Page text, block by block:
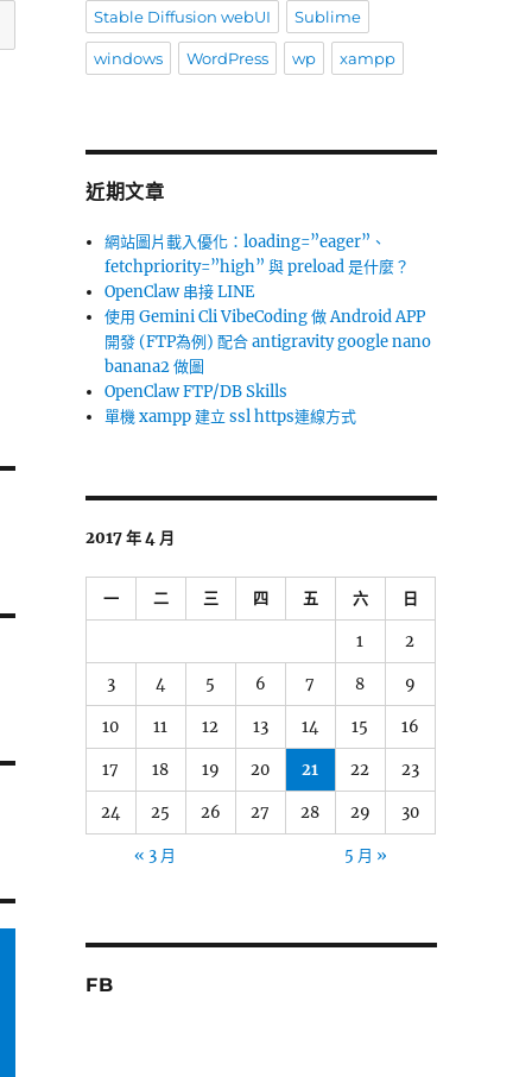
Stable Diffusion webUI Sublime
windows WordPress wp xampp
近期文章
網站圖片載入優化：loading=”eager”、
fetchpriority=”high” 與 preload 是什麼？
OpenClaw 串接 LINE
使用 Gemini Cli VibeCoding 做 Android APP
開發 (FTP為例) 配合 antigravity google nano
banana2 做圖
OpenClaw FTP/DB Skills
單機 xampp 建立 ssl https連線方式
2017 年 4 月
一 二 三 四 五 六 日
1 2
3 4 5 6 7 8 9
10 11 12 13 14 15 16
17 18 19 20 21 22 23
24 25 26 27 28 29 30
« 3 月 5 月 »
FB